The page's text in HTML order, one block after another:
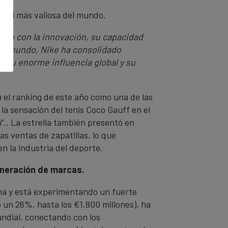
más valiosa del mundo.
con la innovación, su capacidad
mundo, Nike ha consolidado
su enorme influencia global y su
ranking de este año como una de las
sensación del tenis Coco Gauff en el
La estrella también presentó en
ventas de zapatillas, lo que
la industria del deporte.
de marcas.
y está experimentando un fuerte
26%, hasta los €1.800 millones), ha
conectando con los